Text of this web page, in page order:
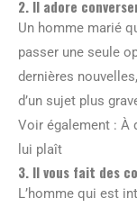
2. Il adore
Un homme marié
passer une seule
dernières
d’un sujet plus
Voir également : À
lui plaît
3. Il vous fait des
L’homme qui est